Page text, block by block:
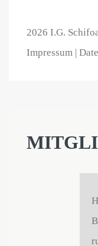
2026 I.G.
Impressum